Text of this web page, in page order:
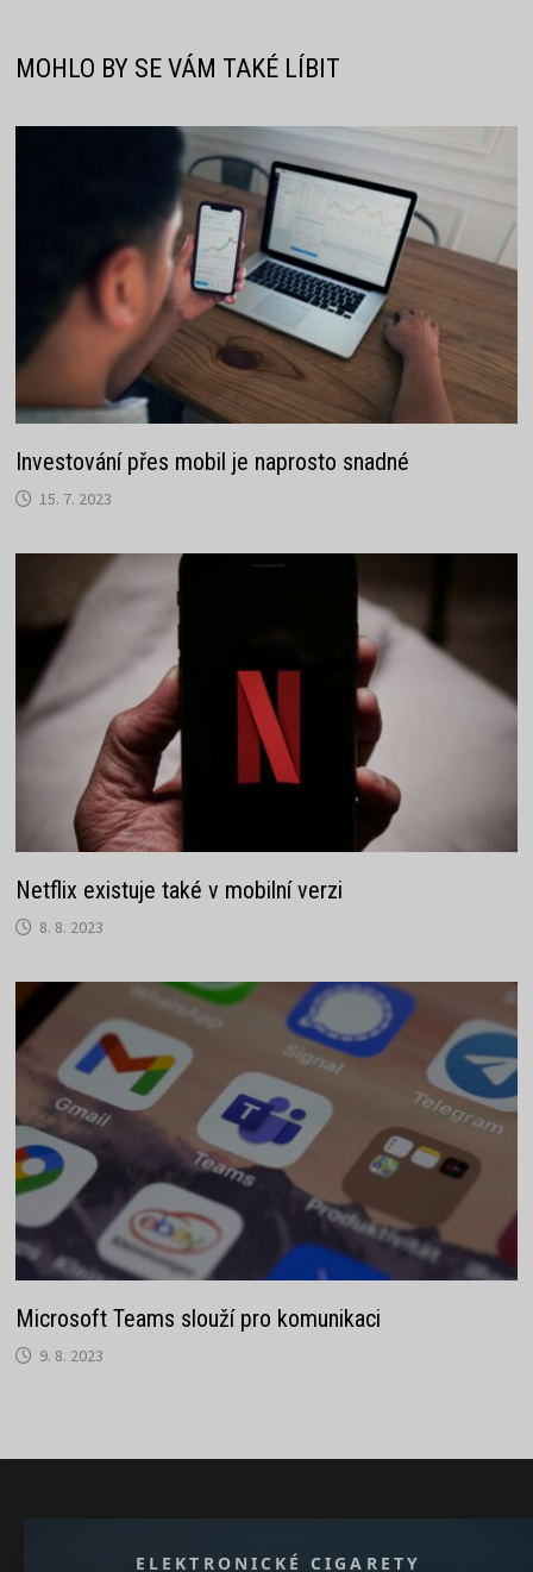
MOHLO BY SE VÁM TAKÉ LÍBIT
Investování přes mobil je naprosto snadné
15. 7. 2023
Netflix existuje také v mobilní verzi
8. 8. 2023
Microsoft Teams slouží pro komunikaci
9. 8. 2023
ELEKTRONICKÉ CIGARETY